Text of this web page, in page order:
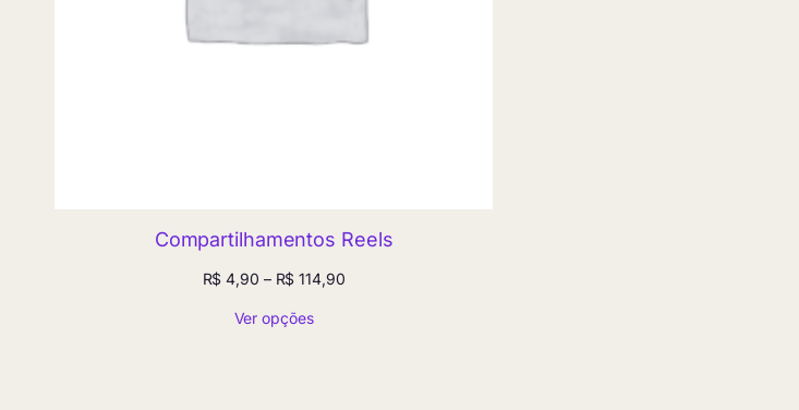
Compartilhamentos Reels
R$ 4,90 – R$ 114,90Faixa
Ver opções